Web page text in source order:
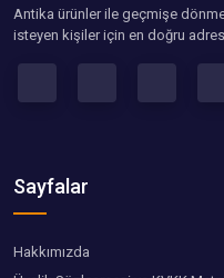
Antika ürünler ile geçmişe
isteyen kişiler için en doğru
Sayfalar
Hakkımızda